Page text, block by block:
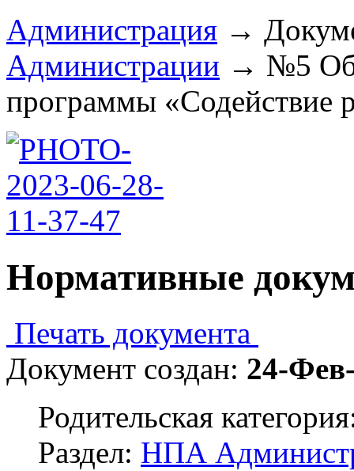
Администрация →
Администрации → №5 Об
программы «Содействие
Нормативные
Печать документа
Документ создан: 24-
Родительская
Раздел: НПА